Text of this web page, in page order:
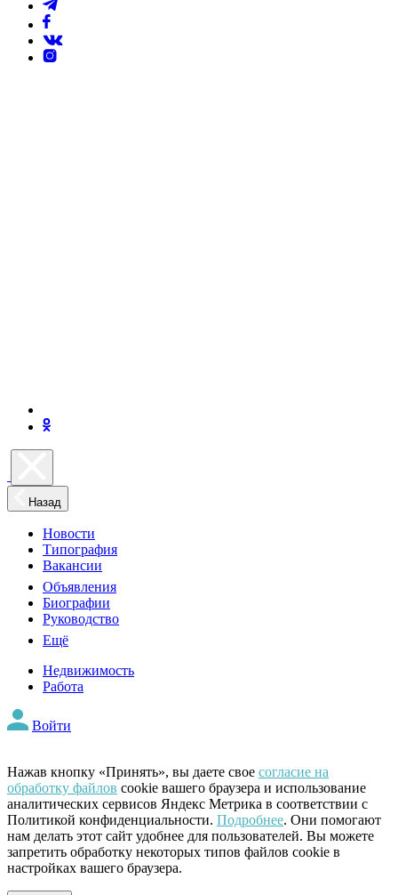
Назад
Новости
Типография
Вакансии
Объявления
Биографии
Руководство
Ещё
Недвижимость
Работа
Войти
Нажав кнопку «Принять», вы даете свое согласие на
обработку файлов cookie вашего браузера и использование
аналитических сервисов Яндекс Метрика в соответствии с
Политикой конфиденциальности. Подробнее. Они помогают
нам делать этот сайт удобнее для пользователей. Вы можете
запретить обработку некоторых типов файлов cookie в
настройках вашего браузера.